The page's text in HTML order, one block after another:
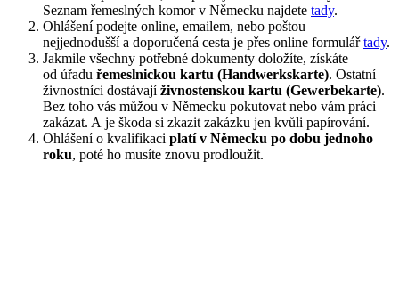
Seznam řemeslných komor v Německu najdete tady.
Ohlášení podejte online, emailem, nebo poštou –
nejjednodušší a doporučená cesta je přes online formulářtady.
Jakmile všechny potřebné dokumenty doložíte, získáte
od úřadu řemeslnickou kartu (Handwerkskarte). Ostatní
živnostníci dostávajíživnostenskou kartu (Gewerbekarte).
Bez toho vás můžou v Německu pokutovat nebo vám práci
zakázat. A je škoda si zkazit zakázku jen kvůli papírování.
Ohlášení o kvalifikaci platí v Německu po dobu jednoho
roku, poté ho musíte znovu prodloužit.